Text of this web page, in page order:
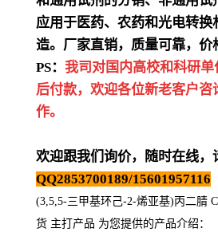
应用于医药、农药和光电转换
造。厂家直销，质量可靠，价
PS： 我司对国内高校和科研
后付款，欢迎各位新老客户咨
作。
欢迎跟我们询价，随时在线，
QQ2853700189/15601957116
(3,5,5-三甲基环己-2-烯亚基)丙二腈
货 主打产品 为您提供的产品介绍：